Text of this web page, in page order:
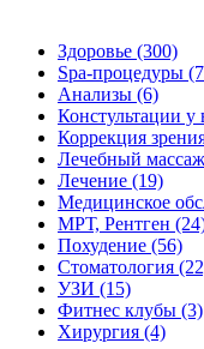
Здоровье (300)
Spa-процедуры
Анализы (6)
Констультации у
Коррекция
Лечебный
Лечение (19)
Медицинское
МРТ, Рентген
Похудение (56)
Стоматология
УЗИ (15)
Фитнес клубы (3)
Хирургия (4)